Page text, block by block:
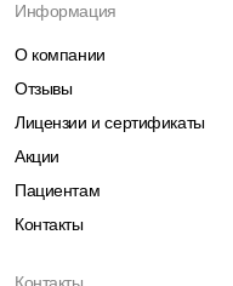
Информация
О компании
Отзывы
Лицензии и сертификаты
Акции
Пациентам
Контакты